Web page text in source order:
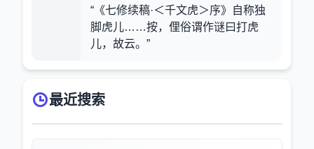
“《七修续稿·＜千文虎＞序》自称独
脚虎儿……按，俚俗谓作谜曰打虎
儿，故云。”
最近搜索